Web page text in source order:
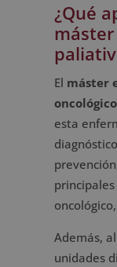
¿Qué
El máster
esta
Además,
unidades